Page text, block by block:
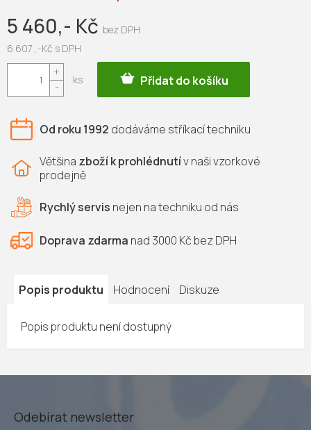
5 460,- Kč
6 607 ,-Kč s DPH
Měrná
Přidat do košíku
Od roku 1992 dodáváme stříkací techniku
Většina zboží k prohlédnutív naši vzorkové
prodejně
Rychlý servis nejen natechniku od nás
Doprava zdarma nad 3000 Kč bez DPH
Popis produktu Hodnocení Diskuze
Popis produktu není dostupný
Odebírat newsletter